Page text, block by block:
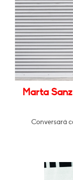
Marta
Conversará